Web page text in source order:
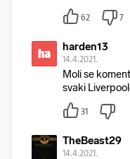
62 7
ha harden13
14.4.2021.
Moli se
svaki
31
TheBeast29
14.4.2021.